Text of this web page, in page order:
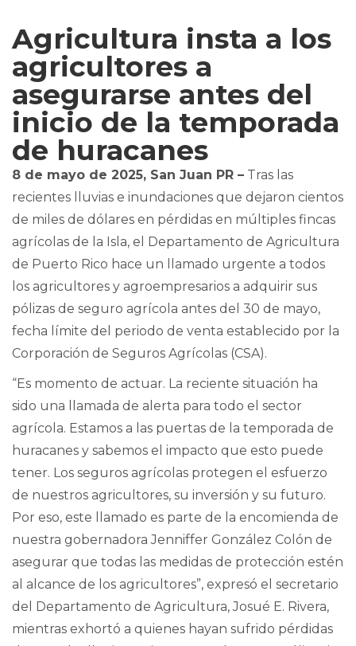
Agricultura insta a los
agricultores a
asegurarse antes del
inicio de la temporada
de huracanes
8 de mayo de 2025, San Juan PR – Tras las
recientes lluvias e inundaciones que dejaron cientos
de miles de dólares en pérdidas en múltiples fincas
agrícolas de la Isla, el Departamento de Agricultura
de Puerto Rico hace un llamado urgente a todos
los agricultores y agroempresarios a adquirir sus
pólizas de seguro agrícola antes del 30 de mayo,
fecha límite del periodo de venta establecido por la
Corporación de Seguros Agrícolas (CSA).
“Es momento de actuar. La reciente situación ha
sido una llamada de alerta para todo el sector
agrícola. Estamos a las puertas de la temporada de
huracanes y sabemos el impacto que esto puede
tener. Los seguros agrícolas protegen el esfuerzo
de nuestros agricultores, su inversión y su futuro.
Por eso, este llamado es parte de la encomienda de
nuestra gobernadora Jenniffer González Colón de
asegurar que todas las medidas de protección estén
al alcance de los agricultores”, expresó el secretario
del Departamento de Agricultura, Josué E. Rivera,
mientras exhortó a quienes hayan sufrido pérdidas